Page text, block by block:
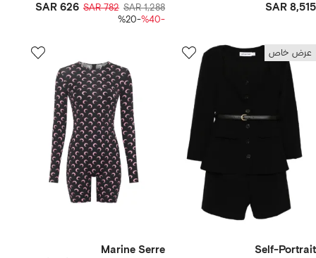
SAR 8,515
SAR 1,288
SAR 782
SAR 626
-%40
-%20
عرض خاص
Self-Portrait
Marine Serre